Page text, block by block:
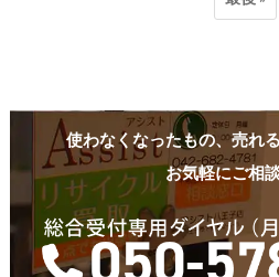
使わなくなったもの、売れ
お気軽にご相